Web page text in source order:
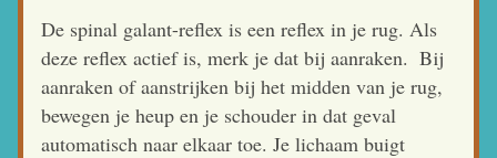
De spinal galant-reflex is een reflex in je rug. Als
deze reflex actief is, merk je dat bij aanraken.  Bij
aanraken of aanstrijken bij het midden van je rug,
bewegen je heup en je schouder in dat geval
automatisch naar elkaar toe. Je lichaam buigt